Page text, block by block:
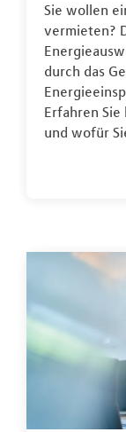
Sie wollen
vermieten?
durch das
Erfahren
und wofür